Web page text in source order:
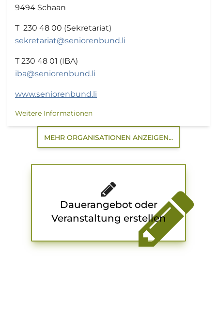
9494 Schaan
T 230 48 00 (Sekretariat)
sekretariat@seniorenbund.li
T 230 48 01 (IBA)
iba@seniorenbund.li
www.seniorenbund.li
Weitere Informationen
MEHR ORGANISATIONEN ANZEIGEN...
Dauerangebot oder
Veranstaltung erstellen